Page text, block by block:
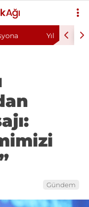
aşkın hasta hiperbarik
Gündem